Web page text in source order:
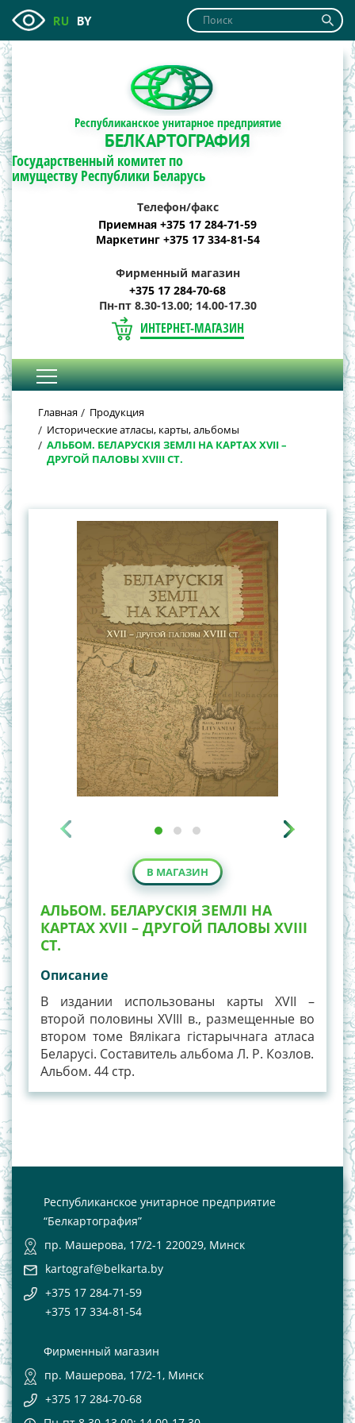
RU BY
Республиканское унитарное предприятие
БЕЛКАРТОГРАФИЯ
Государственный комитет по
имуществу Республики Беларусь
Телефон/факс
Приемная +375 17 284-71-59
Маркетинг +375 17 334-81-54
Фирменный магазин
+375 17 284-70-68
Пн-пт 8.30-13.00; 14.00-17.30
ИНТЕРНЕТ-МАГАЗИН
Главная
Продукция
Исторические атласы, карты, альбомы
АЛЬБОМ. БЕЛАРУСКІЯ ЗЕМЛІ НА КАРТАХ XVII –
ДРУГОЙ ПАЛОВЫ XVIII СТ.
В МАГАЗИН
АЛЬБОМ. БЕЛАРУСКІЯ ЗЕМЛІ НА
КАРТАХ XVII – ДРУГОЙ ПАЛОВЫ XVIII
СТ.
Описание
В издании использованы карты XVII –
второй половины XVIII в., размещенные во
втором томе Вялiкага гiстарычнага атласа
Беларусi. Составитель альбома Л. Р. Козлов.
Альбом. 44 стр.
Республиканское унитарное предприятие
“Белкартография”
пр. Машерова, 17/2-1 220029, Минск
kartograf@belkarta.by
+375 17 284-71-59
+375 17 334-81-54
Фирменный магазин
пр. Машерова, 17/2-1, Минск
+375 17 284-70-68